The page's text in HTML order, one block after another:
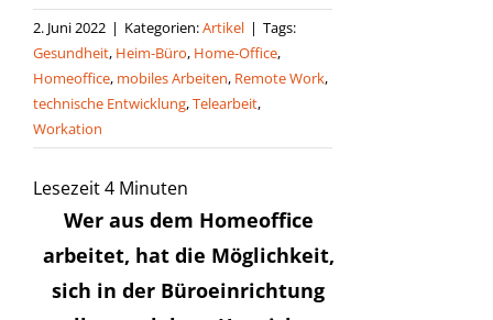
2. Juni 2022 | Kategorien:Artikel | Tags:
Gesundheit, Heim-Büro, Home-Office,
Homeoffice, mobiles Arbeiten, Remote Work,
technische Entwicklung,Telearbeit,
Workation
Lesezeit4 Minuten
Wer aus dem Homeoffice
arbeitet, hat die Möglichkeit,
sich in der Büroeinrichtung